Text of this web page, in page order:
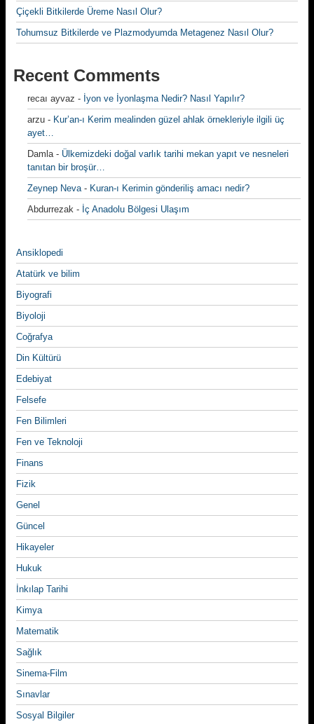
Çiçekli Bitkilerde Üreme Nasıl Olur?
Tohumsuz Bitkilerde ve Plazmodyumda Metagenez Nasıl Olur?
Recent Comments
recaı ayvaz - İyon ve İyonlaşma Nedir? Nasıl Yapılır?
arzu - Kur’an-ı Kerim mealinden güzel ahlak örnekleriyle ilgili üç
ayet…
Damla- Ülkemizdeki doğal varlık tarihi mekan yapıt ve nesneleri
tanıtan bir broşür…
Zeynep Neva- Kuran-ı Kerimin gönderiliş amacı nedir?
Abdurrezak - İç Anadolu Bölgesi Ulaşım
Ansiklopedi
Atatürk ve bilim
Biyografi
Biyoloji
Coğrafya
Din Kültürü
Edebiyat
Felsefe
Fen Bilimleri
Fen ve Teknoloji
Finans
Fizik
Genel
Güncel
Hikayeler
Hukuk
İnkılap Tarihi
Kimya
Matematik
Sağlık
Sinema-Film
Sınavlar
Sosyal Bilgiler